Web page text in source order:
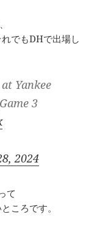
でもDHで出場し
Yankee
Game 3
2024
て
ころです。